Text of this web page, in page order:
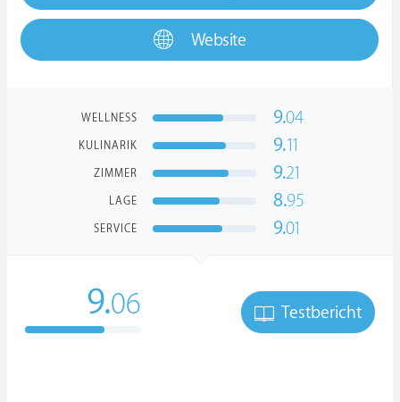
Website
WELLNESS 9.04
KULINARIK 9.11
ZIMMER 9.21
LAGE 8.95
SERVICE 9.01
9.06 Testbericht